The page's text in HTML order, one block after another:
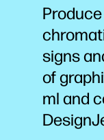
signs
of
ml and